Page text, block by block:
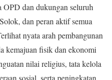
OPD dan dukungan seluruh
dan peran aktif semua
nyata arah pembangunan
kemajuan fisik dan ekonomi
nilai religius, tata kelola
sosial, serta peningkatan